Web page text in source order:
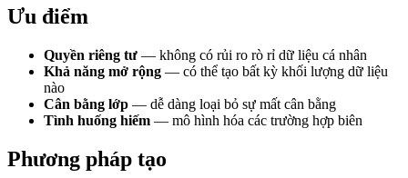
Ưu điểm
Quyền riêng tư — không có rủi ro rò rỉ dữ liệu cá nhân
Khả năng mở rộng — có thể tạo bất kỳ khối lượng dữ liệu
nào
Cân bằng lớp — dễ dàng loại bỏ sự mất cân bằng
Tình huống hiếm — mô hình hóa các trường hợp biên
Phương pháp tạo